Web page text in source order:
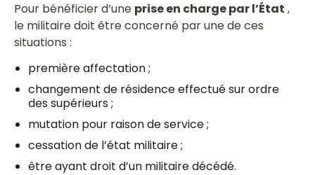
Pour bénéficier d’une prise en charge par l’État ,
le militaire doit être concerné par une de ces
situations :
première affectation ;
changement de résidence effectué sur ordre
des supérieurs ;
mutation pour raison de service ;
cessation de l’état militaire ;
être ayant droit d’un militaire décédé.